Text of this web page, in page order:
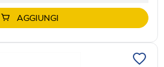
AGGIUNGI